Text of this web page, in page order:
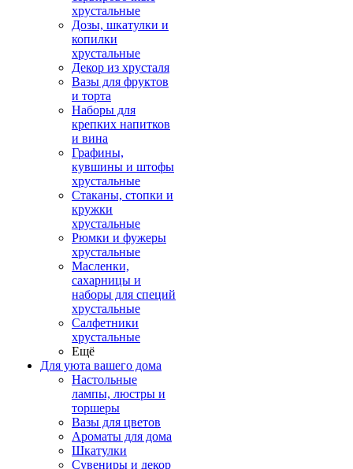
хрустальные
Дозы, шкатулки и
копилки
хрустальные
Декор из хрусталя
Вазы для фруктов
и торта
Наборы для
крепких напитков
и вина
Графины,
кувшины и штофы
хрустальные
Стаканы, стопки и
кружки
хрустальные
Рюмки и фужеры
хрустальные
Масленки,
сахарницы и
наборы для специй
хрустальные
Салфетники
хрустальные
Ещё
Для уюта вашего дома
Настольные
лампы, люстры и
торшеры
Вазы для цветов
Ароматы для дома
Шкатулки
Сувениры и декор